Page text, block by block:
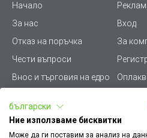
Начало
За нас
Вход
Отказ на поръчка
За
Чести въпроси
Внос и търговия на едро
Условия за ползване
Стани дистрибутор
български
Ние използваме бисквитки
Може да ги поставим за анализ на